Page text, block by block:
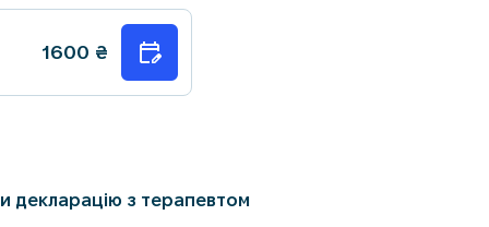
1600 ₴
декларацію з терапевтом